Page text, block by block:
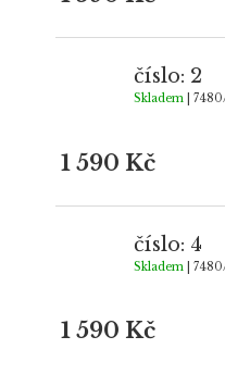
číslo: 2
Skladem |
1 590 Kč
číslo: 4
Skladem |
1 590 Kč